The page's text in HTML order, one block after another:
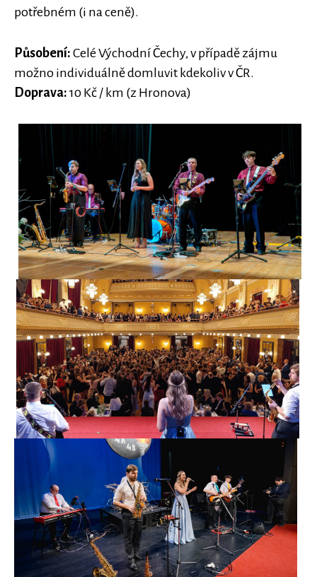
potřebném (i na ceně).
Působení: Celé Východní Čechy, v případě zájmu
možno individuálně domluvit kdekoliv v ČR.
Doprava: 10 Kč / km (z Hronova)